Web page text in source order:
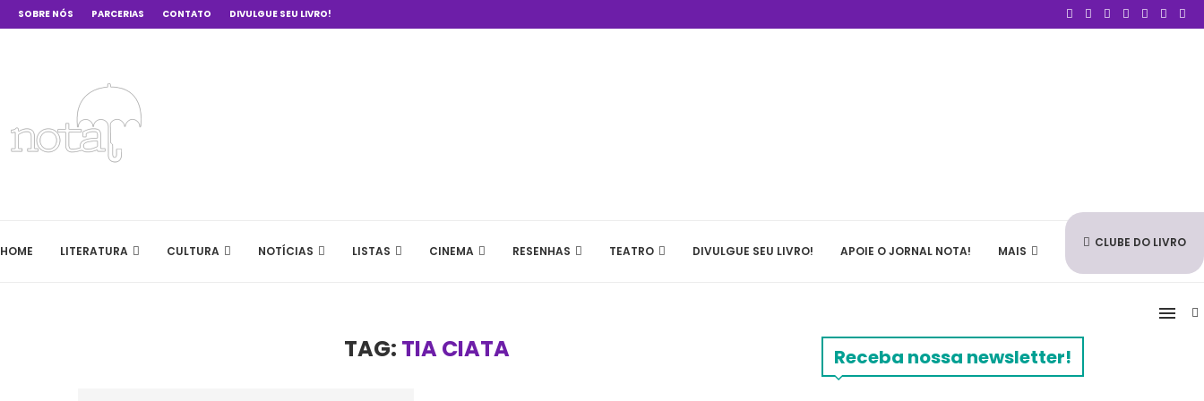
SOBRE NÓS PARCERIAS CONTATO DIVULGUE SEU LIVRO!
HOME LITERATURA CULTURA NOTÍCIAS LISTAS CINEMA RESENHAS TEATRO DIVULGUE SEU LIVRO! APOIE O JORNAL NOTA! MAIS
CLUBE DO LIVRO
TAG: TIA CIATA Receba nossa newsletter!